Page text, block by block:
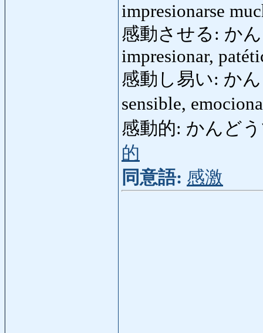
impresionarse
感動させる: か
impresionar,
感動し易い: か
sensible,
感動的: かんどう
的
同意語: 感激